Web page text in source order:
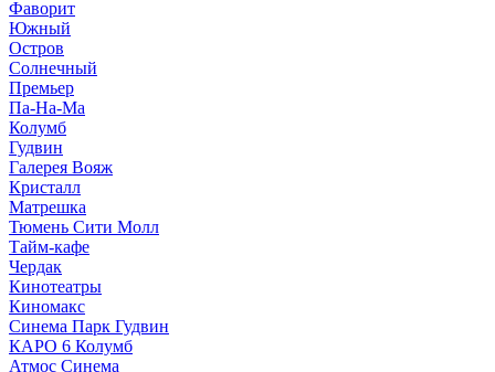
Фаворит
Южный
Остров
Солнечный
Премьер
Па-На-Ма
Колумб
Гудвин
Галерея Вояж
Кристалл
Матрешка
Тюмень Сити Молл
Тайм-кафе
Чердак
Кинотеатры
Киномакс
Синема Парк Гудвин
КАРО 6 Колумб
Атмос Синема